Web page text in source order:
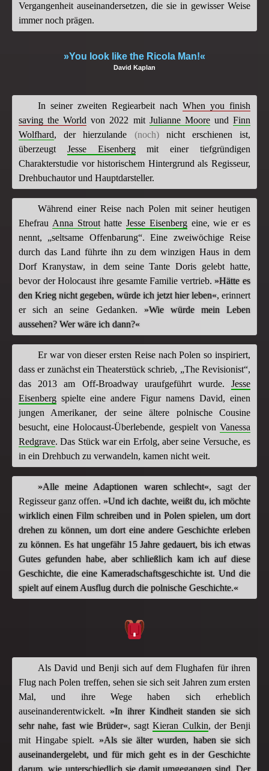
Vergangenheit auseinandersetzen, die sie in gewisser Weise
immer noch prägen.
»You look like the Ricola Man!«
David Kaplan
In seiner zweiten Regiearbeit nach When you finish
saving the World von 2022 mit Julianne MooreundFinn
Wolfhard, der hierzulande (noch)nicht erschienen ist,
überzeugt Jesse Eisenbergmit einer tiefgründigen
Charakterstudie vor historischem Hintergrund als Regisseur,
Drehbuchautor und Hauptdarsteller.
Während einer Reise nach Polen mit seiner heutigen
Ehefrau Anna StrouthatteJesse Eisenbergeine, wie er es
nennt, „seltsame Offenbarung“. Eine zweiwöchige Reise
durch das Land führte ihn zu dem winzigen Haus in dem
Dorf Kranystaw, in dem seine Tante Doris gelebt hatte,
bevor der Holocaust ihre gesamte Familie vertrieb.»Hätte es
den Krieg nicht gegeben, würde ich jetzt hier leben«, erinnert
er sich an seine Gedanken. »Wie würde mein Leben
aussehen? Wer wäre ich dann?«
Er war von dieser ersten Reise nach Polen so inspiriert,
dass er zunächst ein Theaterstück schrieb, „The Revisionist“,
das 2013 am Off-Broadway uraufgeführt wurde. Jesse
Eisenberg spielte eine andere Figur namens David, einen
jungen Amerikaner, der seine ältere polnische Cousine
besucht, eine Holocaust-Überlebende, gespielt von Vanessa
Redgrave. Das Stück war ein Erfolg, aber seine Versuche, es
in ein Drehbuch zu verwandeln, kamen nicht weit.
»Alle meine Adaptionen waren schlecht«, sagt der
Regisseur ganz offen.»Und ich dachte, weißt du, ich möchte
wirklich einen Film schreiben und in Polen spielen, um dort
drehen zu können, um dort eine andere Geschichte erleben
zu können. Es hat ungefähr 15 Jahre gedauert, bis ich etwas
Gutes gefunden habe, aber schließlich kam ich auf diese
Geschichte, die eine Kameradschaftsgeschichte ist. Und die
spielt auf einem Ausflug durch die polnische Geschichte.«
Als David und Benji sich auf dem Flughafen für ihren
Flug nach Polen treffen, sehen sie sich seit Jahren zum ersten
Mal, und ihre Wege haben sich erheblich
auseinanderentwickelt. »In ihrer Kindheit standen sie sich
sehr nahe, fast wie Brüder«, sagtKieran Culkin, der Benji
mit Hingabe spielt. »Als sie älter wurden, haben sie sich
auseinandergelebt, und für mich geht es in der Geschichte